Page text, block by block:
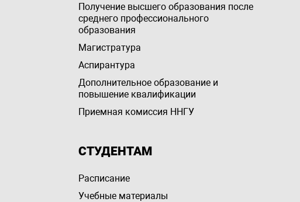
Получение высшего образования после
среднего профессионального
образования
Магистратура
Аспирантура
Дополнительное образование и
повышение квалификации
Приемная комиссия ННГУ
СТУДЕНТАМ
Расписание
Учебные материалы